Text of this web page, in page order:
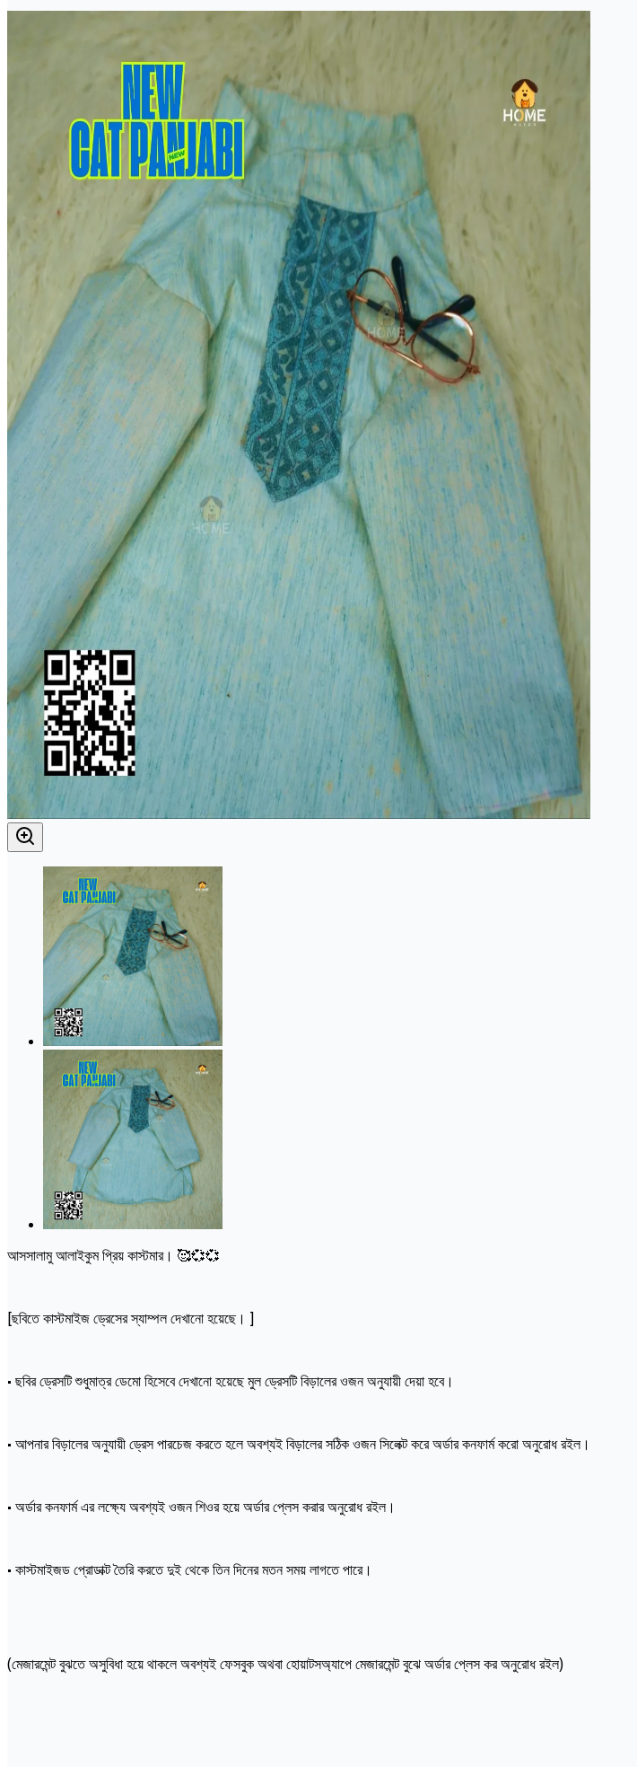
আসসালামু আলাইকুম প্রিয় কাস্টমার। 🥰💞💞
[ছবিতে কাস্টমাইজ ড্রেসের স্যাম্পল দেখানো হয়েছে। ]
• ছবির ড্রেসটি শুধুমাত্র ডেমো হিসেবে দেখানো হয়েছে মুল ড্রেসটি বিড়ালের ওজন অনুযায়ী দেয়া হবে।
• আপনার বিড়ালের অনুযায়ী ড্রেস পারচেজ করতে হলে অবশ্যই বিড়ালের সঠিক ওজন সিলেক্ট করে অর্ডার কনফার্ম করো অনুরোধ রইল।
• অর্ডার কনফার্ম এর লক্ষ্যে অবশ্যই ওজন শিওর হয়ে অর্ডার প্লেস করার অনুরোধ রইল।
• কাস্টমাইজড প্রোডাক্ট তৈরি করতে দুই থেকে তিন দিনের মতন সময় লাগতে পারে।
(মেজারমেন্ট বুঝতে অসুবিধা হয়ে থাকলে অবশ্যই ফেসবুক অথবা হোয়াটসঅ্যাপে মেজারমেন্ট বুঝে অর্ডার প্লেস কর অনুরোধ রইল)